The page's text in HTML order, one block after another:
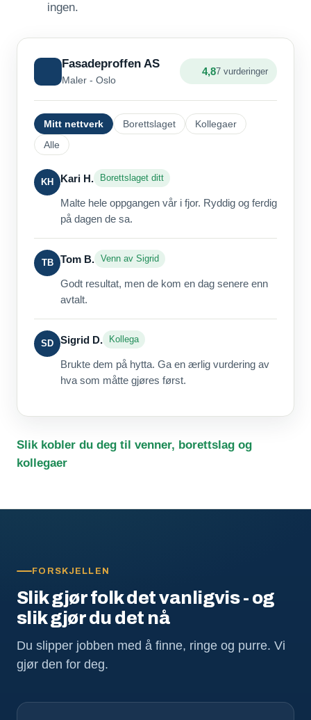
ingen.
Fasadeproffen AS
Maler - Oslo
4,87 vurderinger
Mitt nettverk Borettslaget
Kollegaer
Alle
KH Kari H. Borettslaget ditt
Malte hele oppgangen vår i fjor. Ryddig og ferdig
på dagen de sa.
TB Tom B. Venn av Sigrid
Godt resultat, men de kom en dag senere enn
avtalt.
SD Sigrid D. Kollega
Brukte dem på hytta. Ga en ærlig vurdering av
hva som måtte gjøres først.
Slik kobler du deg til venner, borettslag og
kollegaer
FORSKJELLEN
Slik gjør folk det vanligvis - og
slik gjør du det nå
Du slipper jobben med å finne, ringe og purre. Vi
gjør den for deg.